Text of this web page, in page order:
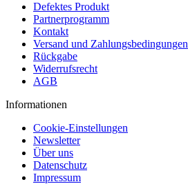
Defektes Produkt
Partnerprogramm
Kontakt
Versand und Zahlungsbedingungen
Rückgabe
Widerrufsrecht
AGB
Informationen
Cookie-Einstellungen
Newsletter
Über uns
Datenschutz
Impressum